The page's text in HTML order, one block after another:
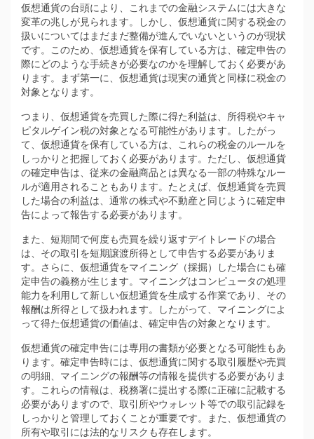
仮想通貨の台頭により、これまでの金融システムには大きな
変革の兆しが見られます。 しかし、仮想通貨に関する税金の
扱いについてはまだまだ整備が進んでいないというのが現状
です。このため、仮想通貨を保有している方は、確定申告の
際にどのような手続きが必要なのかを理解しておく必要があ
ります。まず第一に、仮想通貨は現実の通貨と同様に税金の
対象となります。
つまり、仮想通貨を売買した際に得た利益は、所得税やキャ
ピタルゲイン税の対象となる可能性があります。したがっ
て、仮想通貨を保有している方は、これらの税金のルールを
しっかりと把握しておく必要があります。ただし、仮想通貨
の確定申告は、従来の金融商品とは異なる一部の特殊なルー
ルが適用されることもあります。たとえば、仮想通貨を売買
した場合の利益は、通常の株式や不動産と同じように確定申
告によって報告する必要があります。
また、短期間で何度も売買を繰り返すデイトレードの場合
は、その取引を短期譲渡所得として申告する必要がありま
す。さらに、仮想通貨をマイニング（採掘）した場合にも確
定申告の義務が生じます。マイニングはコンピュータの処理
能力を利用して新しい仮想通貨を生成する作業であり、その
報酬は所得として扱われます。したがって、マイニングによ
って得た仮想通貨の価値は、確定申告の対象となります。
仮想通貨の確定申告には専用の書類が必要となる可能性もあ
ります。確定申告時には、仮想通貨に関する取引履歴や売買
の明細、マイニングの報酬等の情報を提供する必要がありま
す。これらの情報は、税務署に提出する際に正確に記載する
必要がありますので、取引所やウォレット等での取引記録を
しっかりと管理しておくことが重要です。また、仮想通貨の
所有や取引には法的なリスクも存在します。